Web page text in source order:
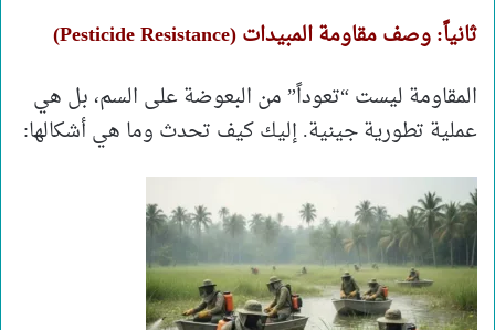
​ثانياً: وصف مقاومة المبيدات (Pesticide Resistance)
​المقاومة ليست “تعوداً” من البعوضة على السم، بل هي
عملية تطورية جينية. إليك كيف تحدث وما هي أشكالها: